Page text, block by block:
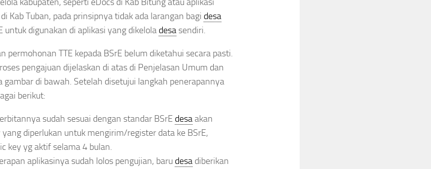
Kab Tuban, pada prinsipnya tidak ada larangan bagi desa
untuk digunakan di aplikasi yang dikelola desa sendiri.
permohonan TTE kepada BSrE belum diketahui secara pasti.
pengajuan dijelaskan di atas di Penjelasan Umum dan
gambar di bawah. Setelah disetujui langkah penerapannya
berikut:
sudah sesuai dengan standar BSrE desaakan
diperlukan untuk mengirim/register data ke BSrE,
key yg aktif selama 4 bulan.
aplikasinya sudah lolos pengujian, baru desa diberikan